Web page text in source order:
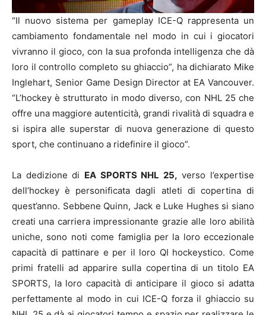
“Il nuovo sistema per gameplay ICE-Q rappresenta un
cambiamento fondamentale nel modo in cui i giocatori
vivranno il gioco, con la sua profonda intelligenza che dà
loro il controllo completo su ghiaccio”, ha dichiarato Mike
Inglehart, Senior Game Design Director at EA Vancouver.
“L’hockey è strutturato in modo diverso, con NHL 25 che
offre una maggiore autenticità, grandi rivalità di squadra e
si ispira alle superstar di nuova generazione di questo
sport, che continuano a ridefinire il gioco”.
La dedizione di EA SPORTS NHL 25, verso l’expertise
dell’hockey è personificata dagli atleti di copertina di
quest’anno. Sebbene Quinn, Jack e Luke Hughes si siano
creati una carriera impressionante grazie alle loro abilità
uniche, sono noti come famiglia per la loro eccezionale
capacità di pattinare e per il loro QI hockeystico. Come
primi fratelli ad apparire sulla copertina di un titolo EA
SPORTS, la loro capacità di anticipare il gioco si adatta
perfettamente al modo in cui ICE-Q forza il ghiaccio su